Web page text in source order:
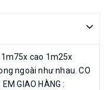
cao 1m25x
ngoài như nhau. CO
GIAO HÀNG :